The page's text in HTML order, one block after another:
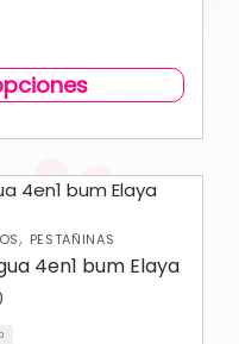
, PESTAÑINAS
4en1 bum Elaya